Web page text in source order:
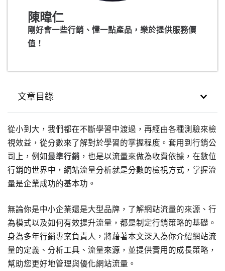
陳暐仁
剛好會一些行銷、懂一點產品，樂於提供服務價
值！
文章目錄
從小到大，我們都在不斷學習中渡過，再經由各種測驗來檢
視效益，從分數來了解對於學習的掌握程度。套用到行銷公
司上，例如最準行銷 ，也是以流量來做為收費依據，在數位
行銷的世界中，網站流量分析就是分數的檢視方式，掌握流
量是企業成功的基本功。
無論你是中小企業還是大型品牌，了解網站流量的來源、行
為模式以及如何有效提升流量，都是制定行銷策略的基礎。
身為多年行銷專案負責人，將藉著本文深入為你介紹網站流
量的定義、分析工具、流量來源，並提供實用的成長策略，
幫助您更好地管理與優化網站流量。